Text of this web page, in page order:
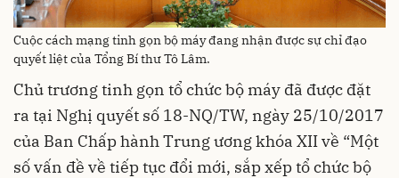
Cuộc cách mạng tinh gọn bộ máy đang nhận được sự chỉ đạo
quyết liệt của Tổng Bí thư Tô Lâm.
Chủ trương tinh gọn tổ chức bộ máy đã được đặt
ra tại Nghị quyết số 18-NQ/TW, ngày 25/10/2017
của Ban Chấp hành Trung ương khóa XII về “Một
số vấn đề về tiếp tục đổi mới, sắp xếp tổ chức bộ